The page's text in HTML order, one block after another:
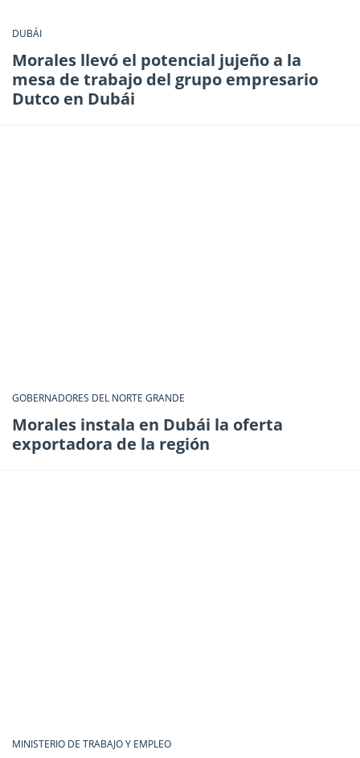
DUBÁI
Morales llevó el potencial jujeño a la
mesa de trabajo del grupo empresario
Dutco en Dubái
GOBERNADORES DEL NORTE GRANDE
Morales instala en Dubái la oferta
exportadora de la región
MINISTERIO DE TRABAJO Y EMPLEO